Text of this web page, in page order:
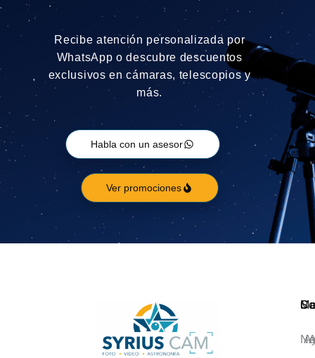
Recibe atención personalizada por
WhatsApp o descubre descuentos
exclusivos en cámaras, telescopios y
más.
Habla con un asesor
Ver promociones